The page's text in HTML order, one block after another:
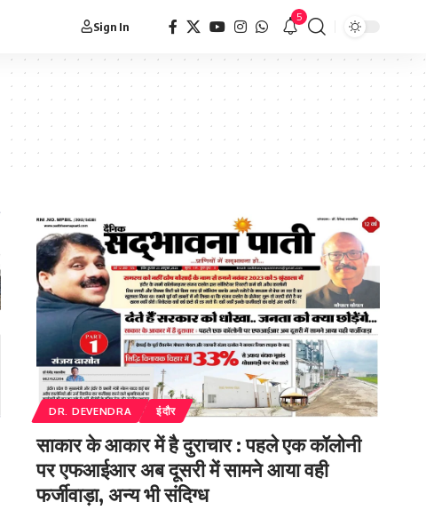
Sign In
5
DR. DEVENDRA इंदौर
साकार के आकार में है दुराचार : पहले एक कॉलोनी
पर एफआईआर अब दूसरी में सामने आया वही
फर्जीवाड़ा, अन्य भी संदिग्ध